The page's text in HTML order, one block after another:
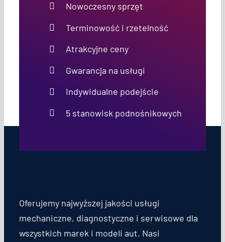
Nowoczesny sprzęt
Terminowość i rzetelność
Atrakcyjne ceny
Gwarancja na usługi
Indywidualne podejście
5 stanowisk podnośnikowych
Oferujemy najwyższej jakości usługi
mechaniczne, diagnostyczne i serwisowe dla
wszystkich marek i modeli aut. Nasi